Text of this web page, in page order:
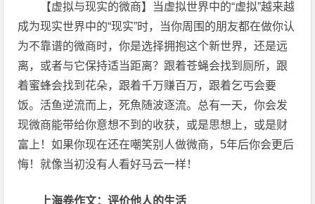
【虚拟与现实的微商】当虚拟世界中的“虚拟”越来越
成为现实世界中的“现实”时，当你周围的朋友都在做你认
为不靠谱的微商时，你是选择拥抱这个新世界，还是远
离，或者与它保持适当距离？跟着苍蝇会找到厕所，跟
着蜜蜂会找到花朵，跟着千万赚百万，跟着乞丐会要
饭。活鱼逆流而上，死魚随波逐流。总有一天，你会发
现微商能带给你意想不到的收获，或是思想上，或是财
富上！如果你现在还在嘲笑别人做微商，5年后你会更后
悔！就像当初没有人看好马云一样！
上海卷作文：评价他人的生活